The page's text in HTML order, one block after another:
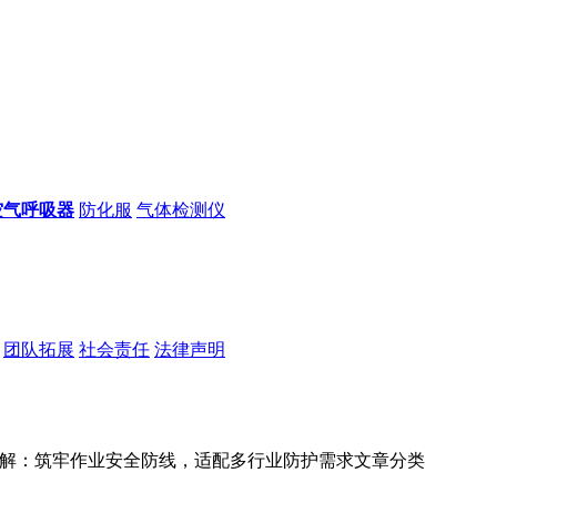
气呼吸器 防化服 气体检测仪
团队拓展 社会责任 法律声明
：筑牢作业安全防线，适配多行业防护需求文章分类